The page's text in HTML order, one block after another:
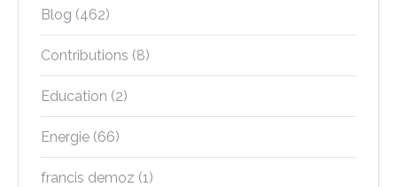
Blog (462)
Contributions (8)
Education (2)
Energie (66)
francis demoz (1)